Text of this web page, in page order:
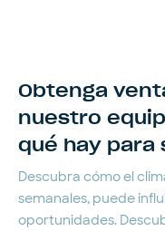
Obtenga
nuestro
qué hay para
Descubra cómo el
semanales, puede
oportunidades.